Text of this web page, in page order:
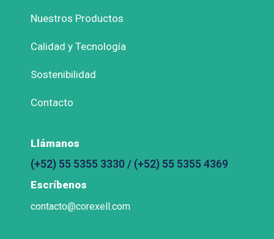
Nuestros Productos
Calidad y Tecnología
Sostenibilidad
Contacto
Llámanos
(+52) 55 5355 3330 / (+52) 55 5355 4369
Escríbenos
contacto@corexell.com